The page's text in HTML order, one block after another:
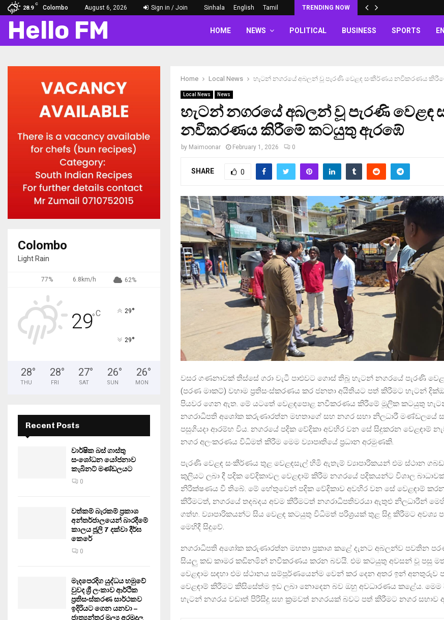
28.9
C
Colombo August 6, 2026 Sign in / Join Sinhala English Tamil TRENDING NOW
Hello FM HOME NEWS POLITICAL BUSINESS SPORTS
Home Local News හැටන් නගරයේ අබලන් වූ පැරණි වෙළඳ සංකීර්ණය නවීකරණය
Local News News
හැටන් නගරයේ අබලන් වූ පැරණි වෙළඳ
නවීකරණය කිරීමේ කටයුතු ඇරඹේ
by Maimoonar February 1, 2026 0
SHARE 0
වසර ගණනාවක් තිස්සේ ගරා වැටී පාළුවට ගොස් තිබූ හැටන් නගරයේ පැරණි
(පරණ මාකට්) වහාම ප්‍රතිසංස්කරණය කර ජනතා අයිතියට පත් කිරීමට හැටන්
පියවර ගෙන ඇත. මේ යටතේ වෙළඳපොළ නවීකරණය කිරීමේ මූලික කටයුතු
නගරාධිපති අශෝක කරුණාරත්න මහතාගේ සහ නගර සභා නිලධාරී මණ්ඩලයේ
පසුගියදා ආරම්භ විය. නගරයේ පදික වේදිකා අවහිර වන සේ සිදුකරන වෙළඳාම්
නගර අලංකරණය විධිමත් කිරීම මෙම ව්‍යාපෘතියේ ප්‍රධාන අරමුණකි.
පැරණි වෙළඳ සංකීර්ණය තුළ වෙළඳසැල් හිමි ඇතැම් ව්‍යාපාරිකයන් එම ස්ථාන
කුලියට ලබා දී පදික වේදිකාවල වෙළඳාම් කිරීම නගරයේ පදිකයන්ට විශාල
නිරීක්ෂණය වී තිබේ. මේ හේතුවෙන් පදික වේදිකාව අවහිර වන සේ වෙළඳාම්
කිරීමටත්, නගරයේ තදබදය අවම කිරීමටත් නගරාධිපතිවරයා ඇතුළු නිලධාරීන්
ගත්හ. ව්‍යාපාරිකයන්ට සිය වෙළඳ කටයුතු විධිමත් පරිශ්‍රයක් තුළ සිදු කිරීමට අවශ්‍ය
මෙහිදී සිදුවේ.
නගරාධිපති අශෝක කරුණාරත්න මහතා ප්‍රකාශ කළේ දැනට අබලන්ව පවතින
සියලු කඩ කාමර කඩිනමින් නවීකරණය කරන බවයි. එම කටයුතු අවසන් වූ පසු
වෙළඳාම සඳහා එම ස්ථානය සම්පූර්ණයෙන්ම වෙන් කර දෙන අතර ඉන් අනතුරුව
වෙළඳාම් කිරීමට කිසිසේත්ම ඉඩ ලබා නොදෙන බව ඔහු අවධාරණය කළේය. මෙම
හැටන් නගරය වඩාත් පිරිසිදු සහ ක්‍රමවත් නගරයක් බවට පත් කිරීමට නගර සභාව
Colombo
Light Rain
77% 6.8km/h 62%
29°C 29°
29°
28°
THU
28°
FRI
27°
SAT
26°
SUN
26°
MON
Recent Posts
වාර්ෂික බස් ගාස්තු
සංශෝධන යෝජනාව
කැබිනට් මණ්ඩලයට
0
වත්කම් බැරකම් ප්‍රකාශ
අන්තර්ජාලයෙන් බාරදීමේ
කාලය ජූලි 7 දක්වා දීර්ඝ
කෙරේ
0
මැදපෙරදිග යුද්ධය හමුවේ
වුවද ශ්‍රී ලංකාව ආර්ථික
ප්‍රතිසංස්කරණ සාර්ථකව
ඉදිරියට ගෙන යනවා –
ජාත්‍යන්තර මූල්‍ය අරමුදල